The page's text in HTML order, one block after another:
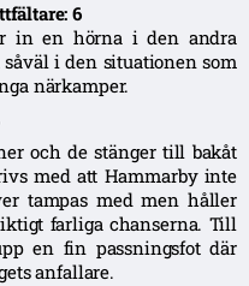
6
in en hörna i den andra
i den situationen som
närkamper.
och de stänger till bakåt
med att Hammarby inte
tampas med men håller
farliga chanserna. Till
en fin passningsfot där
anfallare.